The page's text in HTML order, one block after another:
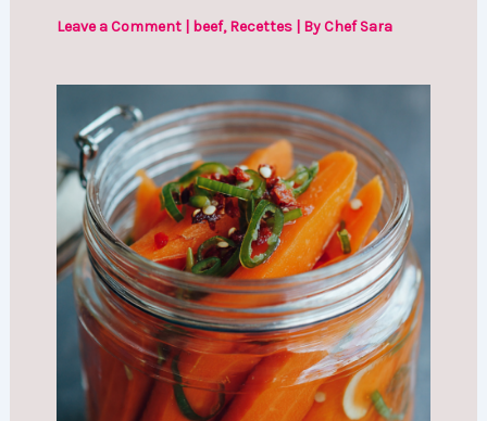
Leave a Comment beef,Recettes| ByChef Sara